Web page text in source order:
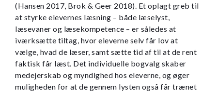
(Hansen 2017, Brok & Geer 2018). Et oplagt greb til
at styrke elevernes læsning – både læselyst,
læsevaner og læsekompetence – er således at
iværksætte tiltag, hvor eleverne selv får lov at
vælge, hvad de læser, samt sætte tid af til at de rent
faktisk får læst. Det individuelle bogvalg skaber
medejerskab og myndighed hos eleverne, og øger
muligheden for at de gennem lysten også får trænet